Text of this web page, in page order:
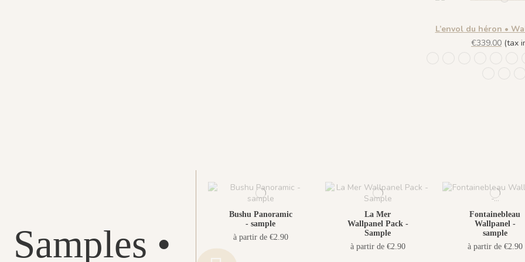
L’envol du héron •
€339.00 (tax
Samples •
Bushu Panoramic
- sample
à partir de €2.90
La Mer
Wallpanel Pack -
Sample
à partir de €2.90
Fontainebleau
Wallpanel -
sample
à partir de €2.90